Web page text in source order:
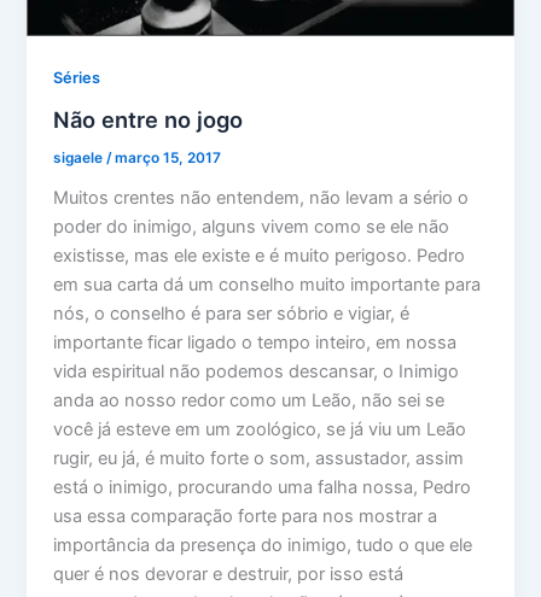
Séries
Não entre no jogo
sigaele/março 15, 2017
Muitos crentes não entendem, não levam a sério o
poder do inimigo, alguns vivem como se ele não
existisse, mas ele existe e é muito perigoso. Pedro
em sua carta dá um conselho muito importante para
nós, o conselho é para ser sóbrio e vigiar, é
importante ficar ligado o tempo inteiro, em nossa
vida espiritual não podemos descansar, o Inimigo
anda ao nosso redor como um Leão, não sei se
você já esteve em um zoológico, se já viu um Leão
rugir, eu já, é muito forte o som, assustador, assim
está o inimigo, procurando uma falha nossa, Pedro
usa essa comparação forte para nos mostrar a
importância da presença do inimigo, tudo o que ele
quer é nos devorar e destruir, por isso está